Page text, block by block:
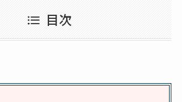
てる？ドンキ・ロフ
トなど販売店や安い
アクアテクトゲルが
目次